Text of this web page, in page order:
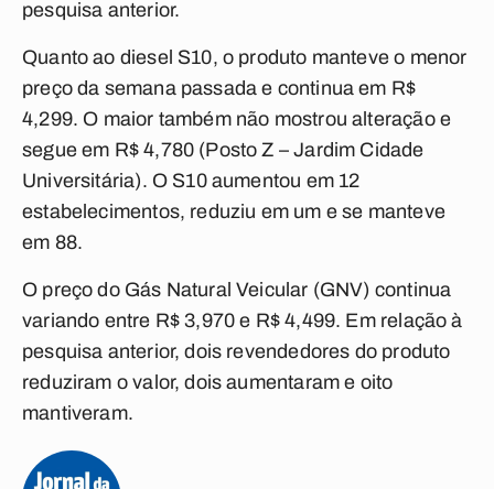
pesquisa anterior.
Quanto ao diesel S10, o produto manteve o menor
preço da semana passada e continua em R$
4,299. O maior também não mostrou alteração e
segue em R$ 4,780 (Posto Z – Jardim Cidade
Universitária). O S10 aumentou em 12
estabelecimentos, reduziu em um e se manteve
em 88.
O preço do Gás Natural Veicular (GNV) continua
variando entre R$ 3,970 e R$ 4,499. Em relação à
pesquisa anterior, dois revendedores do produto
reduziram o valor, dois aumentaram e oito
mantiveram.